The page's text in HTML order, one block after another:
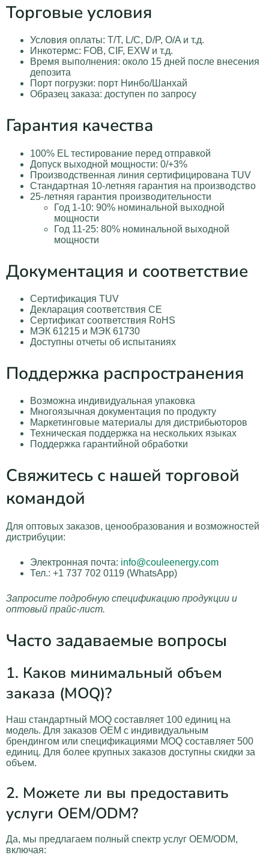
Торговые условия
Условия оплаты: T/T, L/C, D/P, O/A и т.д.
Инкотермс: FOB, CIF, EXW и т.д.
Время выполнения: около 15 дней после внесения
депозита
Порт погрузки: порт Нинбо/Шанхай
Образец заказа: доступен по запросу
Гарантия качества
100% EL тестирование перед отправкой
Допуск выходной мощности: 0/+3%
Производственная линия сертифицирована TUV
Стандартная 10-летняя гарантия на производство
25-летняя гарантия производительности
Год 1-10: 90% номинальной выходной
мощности
Год 11-25: 80% номинальной выходной
мощности
Документация и соответствие
Сертификация TUV
Декларация соответствия CE
Сертификат соответствия RoHS
МЭК 61215 и МЭК 61730
Доступны отчеты об испытаниях
Поддержка распространения
Возможна индивидуальная упаковка
Многоязычная документация по продукту
Маркетинговые материалы для дистрибьюторов
Техническая поддержка на нескольких языках
Поддержка гарантийной обработки
Свяжитесь с нашей торговой
командой
Для оптовых заказов, ценообразования и возможностей
дистрибуции:
Электронная почта: info@couleenergy.com
Тел.: +1 737 702 0119 (WhatsApp)
Запросите подробную спецификацию продукции и
оптовый прайс-лист.
Часто задаваемые вопросы
1. Каков минимальный объем
заказа (MOQ)?
Наш стандартный MOQ составляет 100 единиц на
модель. Для заказов OEM с индивидуальным
брендингом или спецификациями MOQ составляет 500
единиц. Для более крупных заказов доступны скидки за
объем.
2. Можете ли вы предоставить
услуги OEM/ODM?
Да, мы предлагаем полный спектр услуг OEM/ODM,
включая: